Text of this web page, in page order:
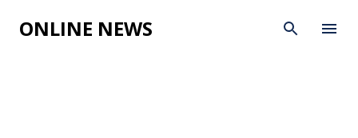
Skip to main content
ONLINE NEWS